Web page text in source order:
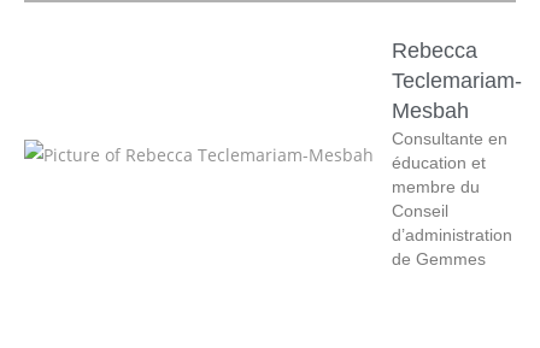
Rebecca
Teclemariam-
Mesbah
Consultante en
éducation et
membre du
Conseil
d’administration
de Gemmes